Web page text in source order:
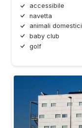
accessibile
navetta
animali domestici
baby club
golf